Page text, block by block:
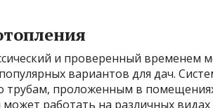
и проверенный временем
вариантов для дач.
трубам, проложенным в
работать на различных видах